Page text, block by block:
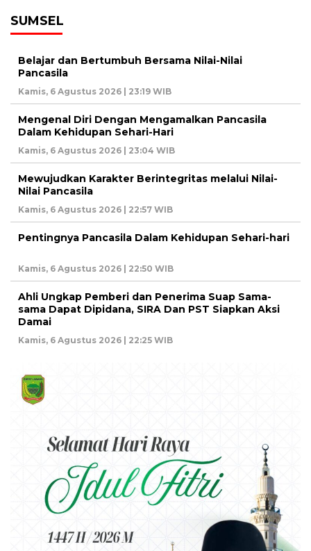
SUMSEL
Belajar dan Bertumbuh Bersama Nilai-Nilai
Pancasila
Kamis, 6 Agustus 2026 | 23:19 WIB
Mengenal Diri Dengan Mengamalkan Pancasila
Dalam Kehidupan Sehari-Hari
Kamis, 6 Agustus 2026 | 23:04 WIB
Mewujudkan Karakter Berintegritas melalui Nilai-
Nilai Pancasila
Kamis, 6 Agustus 2026 | 22:57 WIB
Pentingnya Pancasila Dalam Kehidupan Sehari-hari
Kamis, 6 Agustus 2026 | 22:50 WIB
Ahli Ungkap Pemberi dan Penerima Suap Sama-
sama Dapat Dipidana, SIRA Dan PST Siapkan Aksi
Damai
Kamis, 6 Agustus 2026 | 22:25 WIB